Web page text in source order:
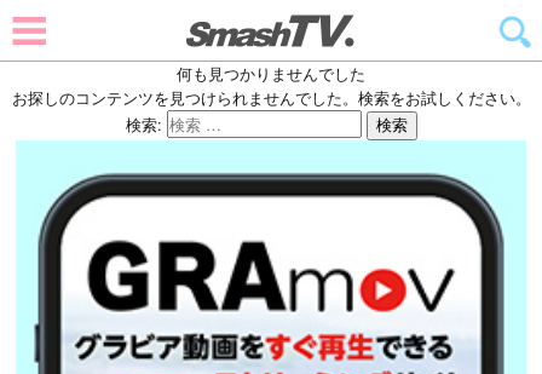
何も見つかりませんでした
お探しのコンテンツを見つけられませんでした。検索をお試しください。
検索:
検索